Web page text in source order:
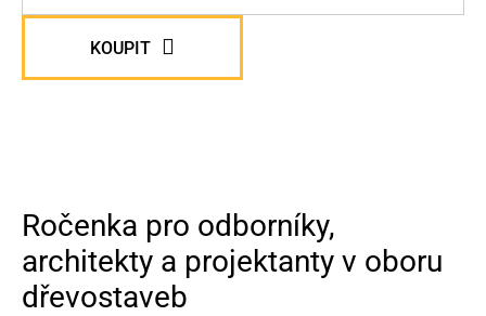
KOUPIT
Ročenka pro odborníky,
architekty a projektanty v oboru
dřevostaveb